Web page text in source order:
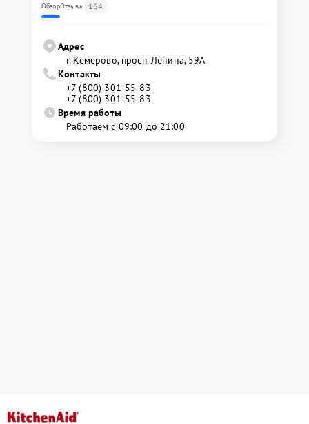
ОбзорОтзывы 164
Адрес
г. Кемерово, просп. Ленина, 59А
Контакты
+7 (800) 301-55-83
+7 (800) 301-55-83
Время работы
Работаем с 09:00 до 21:00